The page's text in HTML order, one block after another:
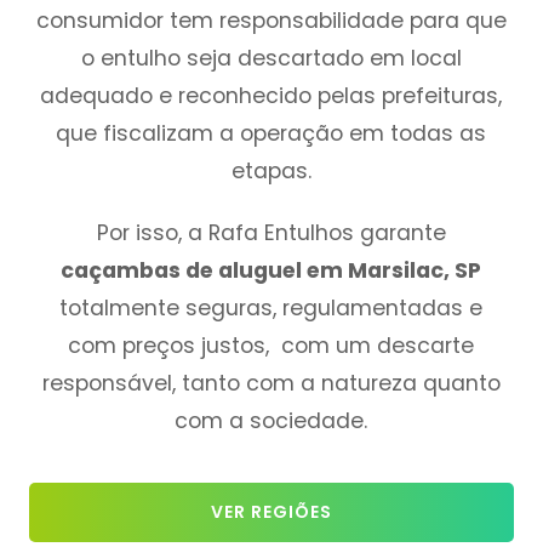
consumidor tem responsabilidade para que
o entulho seja descartado em local
adequado e reconhecido pelas prefeituras,
que fiscalizam a operação em todas as
etapas.
Por isso, a Rafa Entulhos garante
caçambas de aluguel em Marsilac, SP
totalmente seguras, regulamentadas e
com preços justos, com um descarte
responsável, tanto com a natureza quanto
com a sociedade.
VER REGIÕES